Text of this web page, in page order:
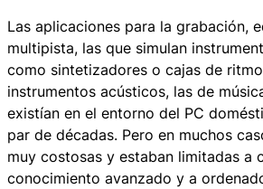
Las aplicaciones para la grabación,
multipista, las que simulan
como sintetizadores o cajas de
instrumentos acústicos, las de
existían en el entorno del PC
par de décadas. Pero en muchos
muy costosas y estaban limitadas a
conocimiento avanzado y a